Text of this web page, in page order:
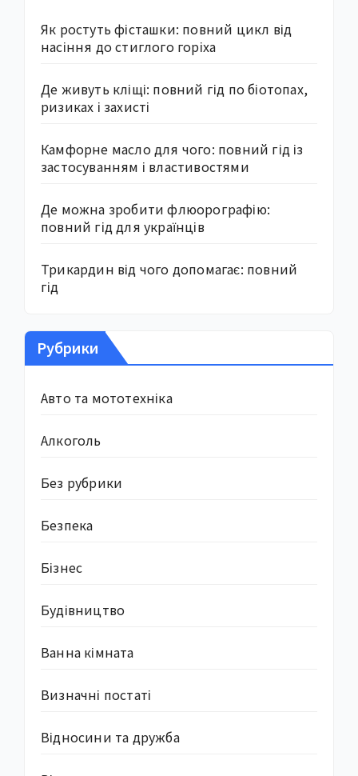
Як ростуть фісташки: повний цикл від
насіння до стиглого горіха
Де живуть кліщі: повний гід по біотопах,
ризиках і захисті
Камфорне масло для чого: повний гід із
застосуванням і властивостями
Де можна зробити флюорографію:
повний гід для українців
Трикардин від чого допомагає: повний
гід
Рубрики
Авто та мототехніка
Алкоголь
Без рубрики
Безпека
Бізнес
Будівництво
Ванна кімната
Визначні постаті
Відносини та дружба